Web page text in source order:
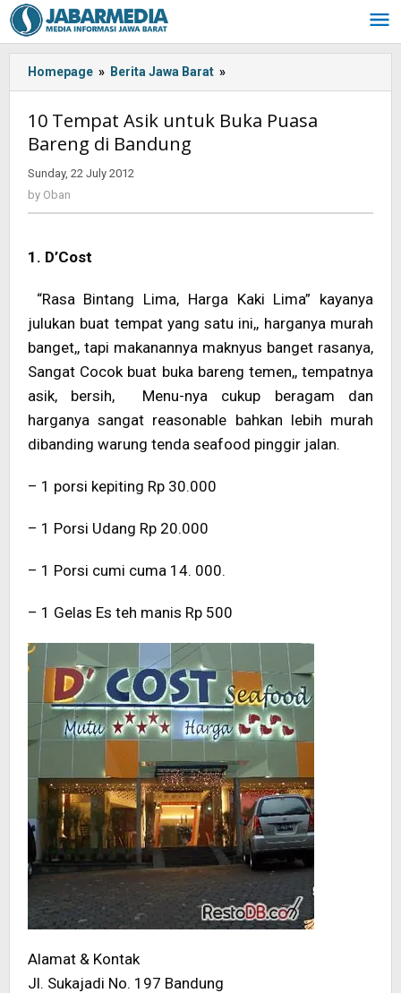
Skip
to
content
Homepage » Berita Jawa Barat »
-:IN-
>10
-:-
10 Tempat Asik untuk Buka Puasa
Bareng di Bandung
Sunday, 22 July 2012
by Oban
1. D’Cost
“Rasa Bintang Lima, Harga Kaki Lima” kayanya
julukan buat tempat yang satu ini,, harganya murah
banget,, tapi makanannya maknyus banget rasanya,
Sangat Cocok buat buka bareng temen,, tempatnya
asik, bersih, Menu-nya cukup beragam dan
harganya sangat reasonable bahkan lebih murah
dibanding warung tenda seafood pinggir jalan.
– 1 porsi kepiting Rp 30.000
– 1 Porsi Udang Rp 20.000
– 1 Porsi cumi cuma 14. 000.
– 1 Gelas Es teh manis Rp 500
Alamat & Kontak
Jl. Sukajadi No. 197 Bandung